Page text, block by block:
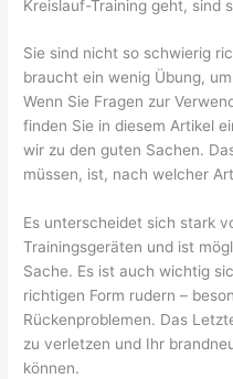
Kreislauf-Training geht, sind
Sie sind nicht so schwierig
braucht ein wenig Übung,
Wenn Sie Fragen zur
finden Sie in diesem Artikel
wir zu den guten Sachen.
müssen, ist, nach welcher
Es unterscheidet sich stark
Trainingsgeräten und ist
Sache. Es ist auch wichtig
richtigen Form rudern –
Rückenproblemen. Das
zu verletzen und Ihr
können.